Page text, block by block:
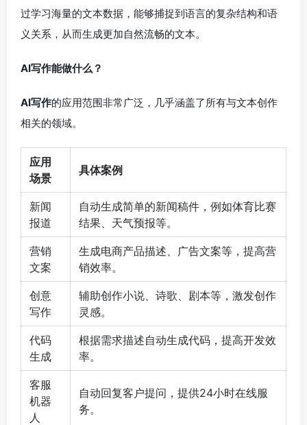
过学习海量的文本数据，能够捕捉到语言的复杂结构和语
义关系，从而生成更加自然流畅的文本。
AI写作能做什么？
AI写作的应用范围非常广泛，几乎涵盖了所有与文本创作
相关的领域。
应用
场景
具体案例
新闻
报道
自动生成简单的新闻稿件，例如体育比赛
结果、天气预报等。
营销
文案
生成电商产品描述、广告文案等，提高营
销效率。
创意
写作
辅助创作小说、诗歌、剧本等，激发创作
灵感。
代码
生成
根据需求描述自动生成代码，提高开发效
率。
客服
机器
人
自动回复客户提问，提供24小时在线服
务。